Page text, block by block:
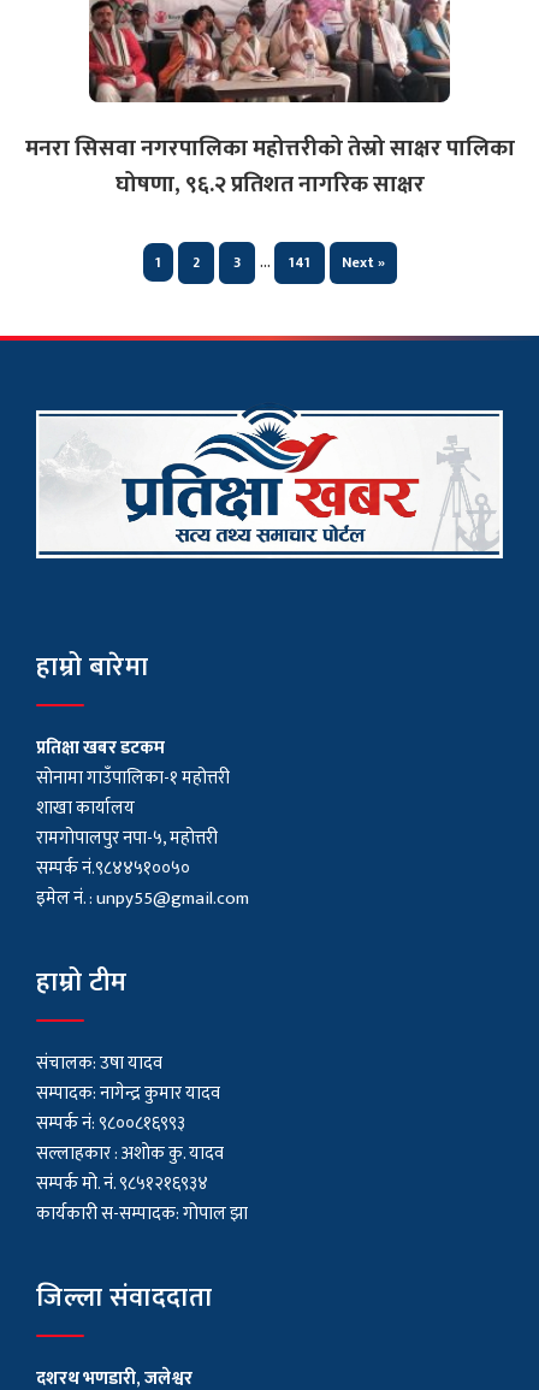
मनरा सिसवा नगरपालिका महोत्तरीको तेस्रो साक्षर पालिका
घोषणा, ९६.२ प्रतिशत नागरिक साक्षर
1 2 3 … 141 Next »
हाम्रो बारेमा
प्रतिक्षा खबर डटकम
सोनामा गाउँपालिका-१ महोत्तरी
शाखा कार्यालय
रामगोपालपुर नपा-५, महोत्तरी
सम्पर्क नं.९८४४५१००५०
इमेल नं. :unpy55@gmail.com
हाम्रो टीम
संचालक: उषा यादव
सम्पादक: नागेन्द्र कुमार यादव
सम्पर्क नं: ९८००८१६९९३
सल्लाहकार : अशाेक कु. यादव
सम्पर्क मो. नं. ९८५१२१६९३४
कार्यकारी स-सम्पादक: गोपाल झा
जिल्ला संवाददाता
दशरथ भणडारी, जलेश्वर